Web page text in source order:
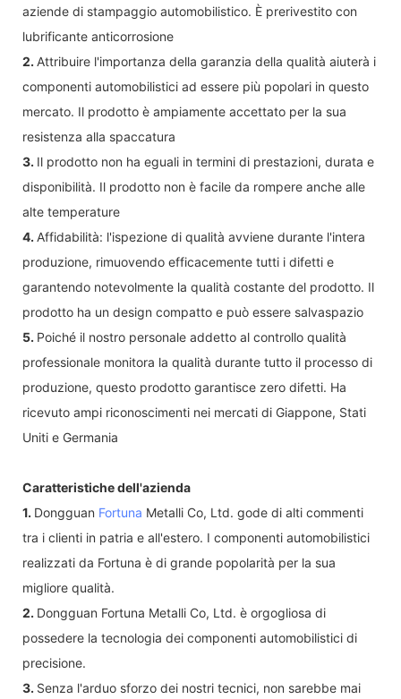
aziende di stampaggio automobilistico. È prerivestito con
lubrificante anticorrosione
2. Attribuire l'importanza della garanzia della qualità aiuterà i
componenti automobilistici ad essere più popolari in questo
mercato. Il prodotto è ampiamente accettato per la sua
resistenza alla spaccatura
3. Il prodotto non ha eguali in termini di prestazioni, durata e
disponibilità. Il prodotto non è facile da rompere anche alle
alte temperature
4. Affidabilità: l'ispezione di qualità avviene durante l'intera
produzione, rimuovendo efficacemente tutti i difetti e
garantendo notevolmente la qualità costante del prodotto. Il
prodotto ha un design compatto e può essere salvaspazio
5. Poiché il nostro personale addetto al controllo qualità
professionale monitora la qualità durante tutto il processo di
produzione, questo prodotto garantisce zero difetti. Ha
ricevuto ampi riconoscimenti nei mercati di Giappone, Stati
Uniti e Germania
Caratteristiche dell'azienda
1. Dongguan Fortuna Metalli Co, Ltd. gode di alti commenti
tra i clienti in patria e all'estero. I componenti automobilistici
realizzati da Fortuna è di grande popolarità per la sua
migliore qualità.
2. Dongguan Fortuna Metalli Co, Ltd. è orgogliosa di
possedere la tecnologia dei componenti automobilistici di
precisione.
3. Senza l'arduo sforzo dei nostri tecnici, non sarebbe mai